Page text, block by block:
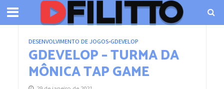
DESENVOLVIMENTO DE JOGOS•GDEVELOP
GDEVELOP – TURMA DA
MÔNICA TAP GAME